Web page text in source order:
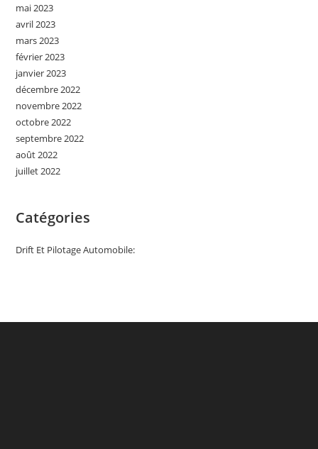
mai 2023
avril 2023
mars 2023
février 2023
janvier 2023
décembre 2022
novembre 2022
octobre 2022
septembre 2022
août 2022
juillet 2022
Catégories
Drift Et Pilotage Automobile: